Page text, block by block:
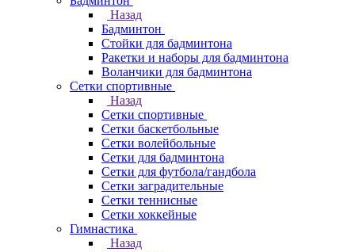
Назад
Бадминтон
Стойки для бадминтона
Ракетки и наборы для бадминтона
Воланчики для бадминтона
Сетки спортивные
Назад
Сетки спортивные
Сетки баскетбольные
Сетки волейбольные
Сетки для бадминтона
Сетки для футбола/гандбола
Сетки заградительные
Сетки теннисные
Сетки хоккейные
Гимнастика
Назад